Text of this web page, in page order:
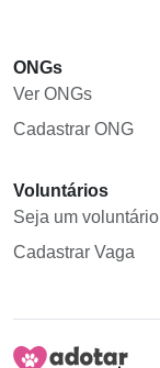
ONGs
Ver ONGs
Cadastrar ONG
Voluntários
Seja um voluntário
Cadastrar Vaga